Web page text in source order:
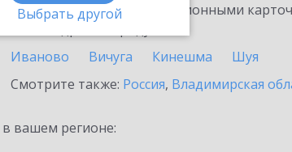
Выбрать другой
Ознакомьтесь с информационными
Иваново
Вичуга Кинешма
Шуя
Смотрите также: Россия, Владимирская
вашем регионе: